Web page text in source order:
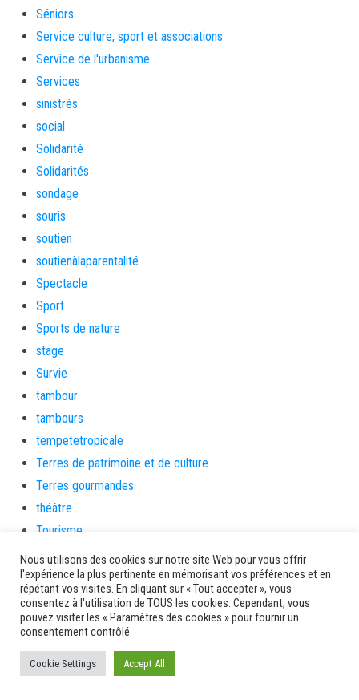
Séniors
Service culture, sport et associations
Service de l'urbanisme
Services
sinistrés
social
Solidarité
Solidarités
sondage
souris
soutien
soutienàlaparentalité
Spectacle
Sport
Sports de nature
stage
Survie
tambour
tambours
tempetetropicale
Terres de patrimoine et de culture
Terres gourmandes
théâtre
Tourisme
toussaint
tradition
Transition Energétique
Transport et routes
Travaux
Nous utilisons des cookies sur notre site Web pour vous offrir
l'expérience la plus pertinente en mémorisant vos préférences et en
répétant vos visites. En cliquant sur « Tout accepter », vous
consentez à l'utilisation de TOUS les cookies. Cependant, vous
pouvez visiter les « Paramètres des cookies » pour fournir un
consentement contrôlé.
Cookie Settings Accept All